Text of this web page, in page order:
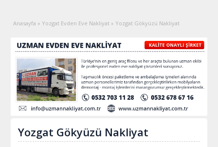
Anasayfa » Yozgat Evden Eve Nakliyat » Yozgat Gökyüzü Nakliyat
Yozgat Gökyüzü Nakliyat